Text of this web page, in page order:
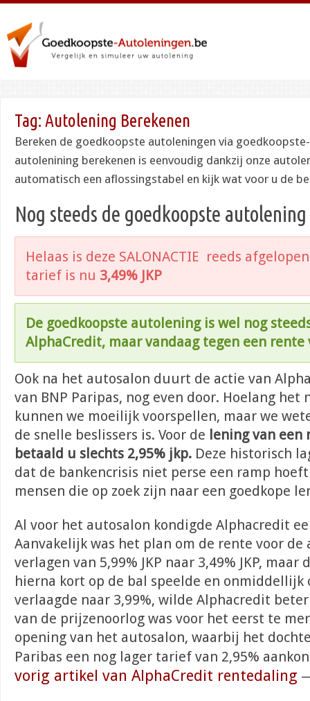
Tag: Autolening Berekenen
Bereken de goedkoopste autoleningen via
autolenining berekenen is eenvoudig dankzij onze
automatisch een aflossingstabel en kijk wat voor u de
Nog steeds de goedkoopste
Helaas is deze SALONACTIE reeds
tarief is nu 3,49% JKP
De goedkoopste autolening is wel nog
AlphaCredit, maar vandaag tegen een
Ook na het autosalon duurt de actie van
van BNP Paripas, nog even door. Hoelang het
kunnen we moeilijk voorspellen, maar we
de snelle beslissers is. Voor de lening van een
betaald u slechts 2,95% jkp. Deze historisch
dat de bankencrisis niet perse een ramp
mensen die op zoek zijn naar een goedkope
Al voor het autosalon kondigde Alphacredit
Aanvakelijk was het plan om de rente voor
verlagen van 5,99% JKP naar 3,49% JKP,
hierna kort op de bal speelde en onmiddellijk
verlaagde naar 3,99%, wilde Alphacredit
van de prijzenoorlog was voor het eerst te
opening van het autosalon, waarbij het
Paribas een nog lager tarief van 2,95%
vorig artikel van AlphaCredit rentedaling